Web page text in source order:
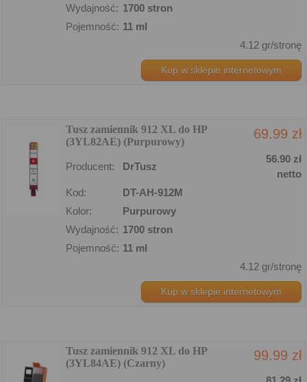
Wydajność: 1700 stron
Pojemność: 11 ml
4.12 gr/stronę
Kup w sklepie internetowym
Tusz zamiennik 912 XL do HP
(3YL82AE) (Purpurowy)
69.99 zł
Producent: DrTusz
56.90 zł
netto
Kod:
DT-AH-912M
Kolor:
Purpurowy
Wydajność: 1700 stron
Pojemność: 11 ml
4.12 gr/stronę
Kup w sklepie internetowym
Tusz zamiennik 912 XL do HP
(3YL84AE) (Czarny)
99.99 zł